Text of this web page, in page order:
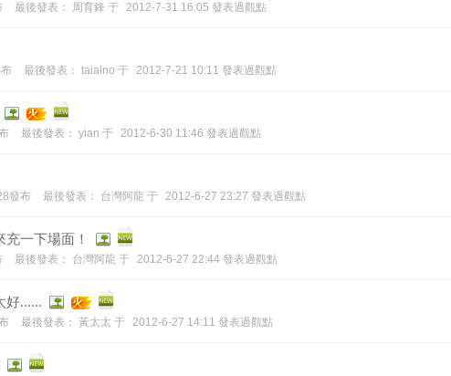
最後發表： 周育鋒 于 2012-7-31 16:05 發表過觀點
最後發表： taialno 于 2012-7-21 10:11 發表過觀點
最後發表： yian 于 2012-6-30 11:46 發表過觀點
發布 最後發表： 台灣阿龍 于 2012-6-27 23:27 發表過觀點
一下場面！
最後發表： 台灣阿龍 于 2012-6-27 22:44 發表過觀點
好......
最後發表： 黃太太 于 2012-6-27 14:11 發表過觀點